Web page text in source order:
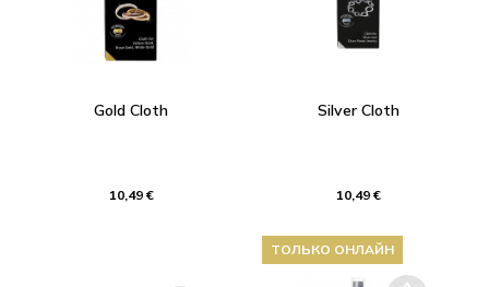
Gold Cloth
10,49 €
Silver Cloth
10,49 €
ТОЛЬКО ОНЛАЙН